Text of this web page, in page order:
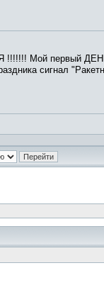
Мой первый
сигнал